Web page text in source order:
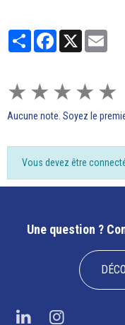
PartagerFacebook
X
★ ★ ★ ★ ★
Aucune note. Soyez le
Vous devez être
Une question ?